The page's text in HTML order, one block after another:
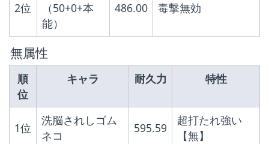
2位
（50+0+本
能）
486.00 毒撃無効
無属性
順
位
キャラ 耐久力 特性
1位
洗脳されしゴム
ネコ
595.59
超打たれ強い
【無】